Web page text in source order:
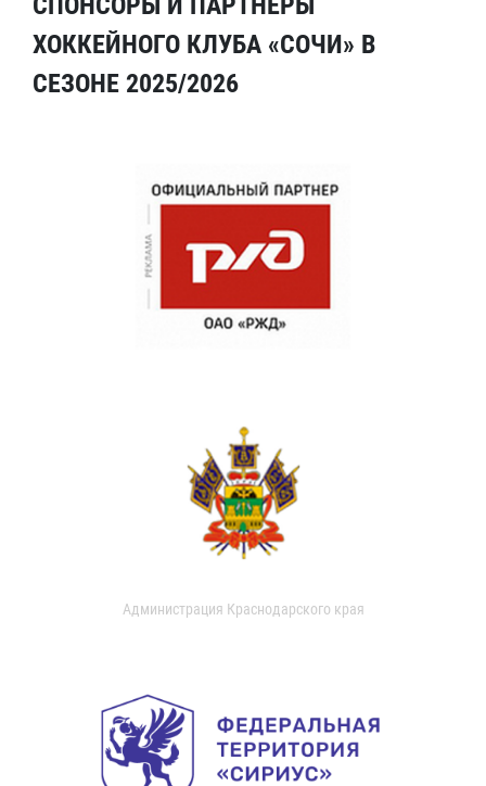
ХОККЕЙНОГО КЛУБА «СОЧИ» В
СЕЗОНЕ 2025/2026
Администрация Краснодарского края